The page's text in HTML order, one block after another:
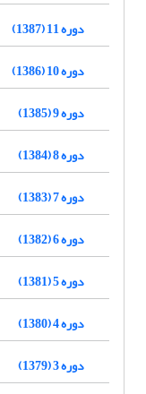
دوره 11 (1387)
دوره 10 (1386)
دوره 9 (1385)
دوره 8 (1384)
دوره 7 (1383)
دوره 6 (1382)
دوره 5 (1381)
دوره 4 (1380)
دوره 3 (1379)